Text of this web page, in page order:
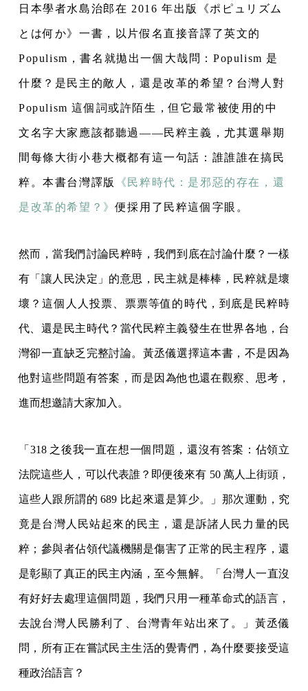
日本學者水島治郎在 2016 年出版《ポピュリズム
とは何か》一書，以片假名直接音譯了英文的
Populism，書名就拋出一個大哉問：Populism 是
什麼？是民主的敵人，還是改革的希望？台灣人對
Populism 這個詞或許陌生，但它最常被使用的中
文名字大家應該都聽過——民粹主義，尤其選舉期
間每條大街小巷大概都有這一句話：誰誰誰在搞民
粹。本書台灣譯版 《民粹時代：是邪惡的存在，還
是改革的希望？》便採用了民粹這個字眼。
然而，當我們討論民粹時，我們到底在討論什麼？一樣
有「讓人民決定」的意思，民主就是棒棒，民粹就是壞
壞？這個人人投票、票票等值的時代，到底是民粹時
代、還是民主時代？當代民粹主義發生在世界各地，台
灣卻一直缺乏完整討論。黃丞儀選擇這本書，不是因為
他對這些問題有答案，而是因為他也還在觀察、思考，
進而想邀請大家加入。
「318 之後我一直在想一個問題，還沒有答案：佔領立
法院這些人，可以代表誰？即便後來有 50 萬人上街頭，
這些人跟所謂的 689 比起來還是算少。」那次運動，究
竟是台灣人民站起來的民主，還是訴諸人民力量的民
粹；參與者佔領代議機關是傷害了正常的民主程序，還
是彰顯了真正的民主內涵，至今無解。「台灣人一直沒
有好好去處理這個問題，我們只用一種革命式的語言，
去說台灣人民勝利了、台灣青年站出來了。」黃丞儀
問，所有正在嘗試民主生活的覺青們，為什麼要接受這
種政治語言？